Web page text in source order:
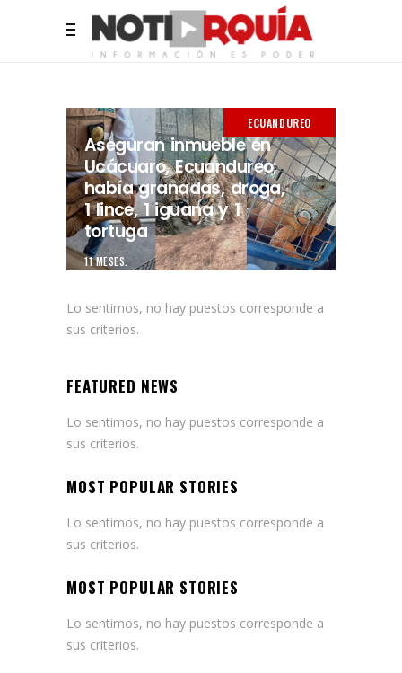
ECUANDUREO
Aseguran inmueble en
Ucácuaro, Ecuandureo;
había granadas, droga,
1 lince, 1 iguana y 1
tortuga
11 MESES.
Lo sentimos, no hay puestos corresponde a
sus criterios.
FEATURED NEWS
Lo sentimos, no hay puestos corresponde a
sus criterios.
MOST POPULAR STORIES
Lo sentimos, no hay puestos corresponde a
sus criterios.
MOST POPULAR STORIES
Lo sentimos, no hay puestos corresponde a
sus criterios.